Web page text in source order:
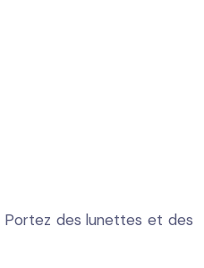
Portez des lunettes et des